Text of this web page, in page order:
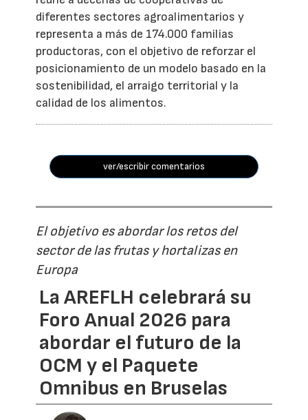
diferentes sectores agroalimentarios y
representa a más de 174.000 familias
productoras, con el objetivo de reforzar el
posicionamiento de un modelo basado en la
sostenibilidad, el arraigo territorial y la
calidad de los alimentos.
ver/escribir comentarios
El objetivo es abordar los retos del
sector de las frutas y hortalizas en
Europa
La AREFLH celebrará su
Foro Anual 2026 para
abordar el futuro de la
OCM y el Paquete
Omnibus en Bruselas